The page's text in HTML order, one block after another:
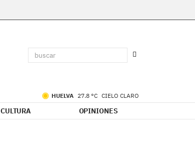
HUELVA 27.8 °C CIELO CLARO
CULTURA OPINIONES